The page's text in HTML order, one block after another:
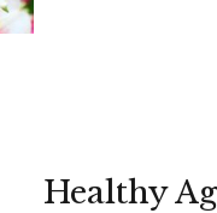
Healthy